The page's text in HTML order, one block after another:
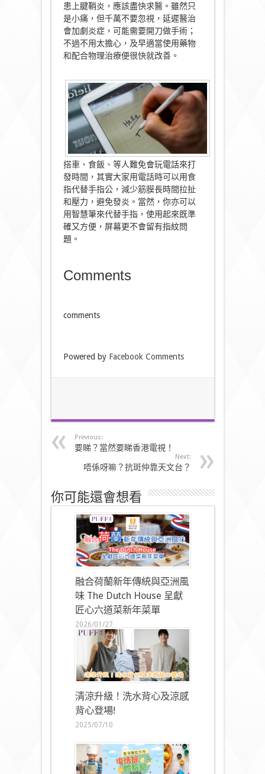
患上腱鞘炎，應該盡快求醫。雖然只
是小痛，但千萬不要忽視，延遲醫治
會加劇炎症，可能需要開刀做手術；
不過不用太擔心，及早適當使用藥物
和配合物理治療便很快就改善。
搭車、食飯、等人難免會玩電話來打
發時間，其實大家用電話時可以用食
指代替手指公，減少筋膜長時間拉扯
和壓力，避免發炎。當然，你亦可以
用智慧筆來代替手指，使用起來既準
確又方便，屏幕更不會留有指紋問
題。
Comments
comments
Powered by Facebook Comments
Previous:
要睇？當然要睇香港電視！
Next:
唔係呀嘛？抗斑仲靠天文台？
你可能還會想看
融合荷蘭新年傳統與亞洲風
味 The Dutch House 呈獻
匠心六道菜新年菜單
2026/01/27
清涼升級！洗水背心及涼感
背心登場!
2025/07/10